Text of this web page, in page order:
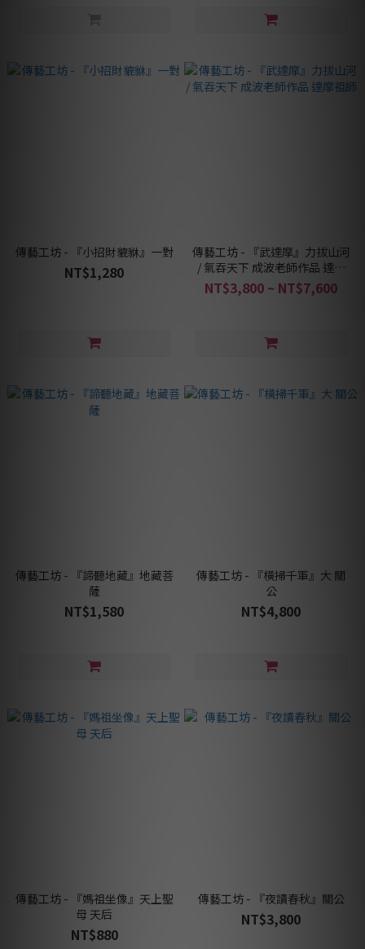
傳藝工坊 - 『小招財貔貅』一對
NT$1,280
傳藝工坊 - 『武達摩』力拔山河
/ 氣吞天下 成波老師作品 達摩
祖師
NT$3,800 ~ NT$7,600
傳藝工坊 - 『諦聽地藏』地藏菩
薩
NT$1,580
傳藝工坊 - 『橫掃千軍』大 關
公
NT$4,800
傳藝工坊 - 『媽祖坐像』天上聖
母 天后
NT$880
傳藝工坊 - 『夜讀春秋』關公
NT$3,800